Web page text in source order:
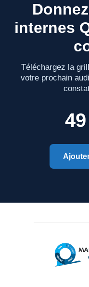
internes
Téléchargez la
votre prochain